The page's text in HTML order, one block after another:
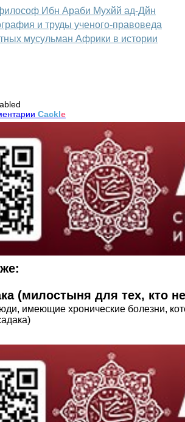
Ибн Араби Мухйй ад-Дйн
и труды ученого-правоведа
мусульман Африки в истории
Cackle
(милостыня для тех, кто
имеющие хронические болезни,